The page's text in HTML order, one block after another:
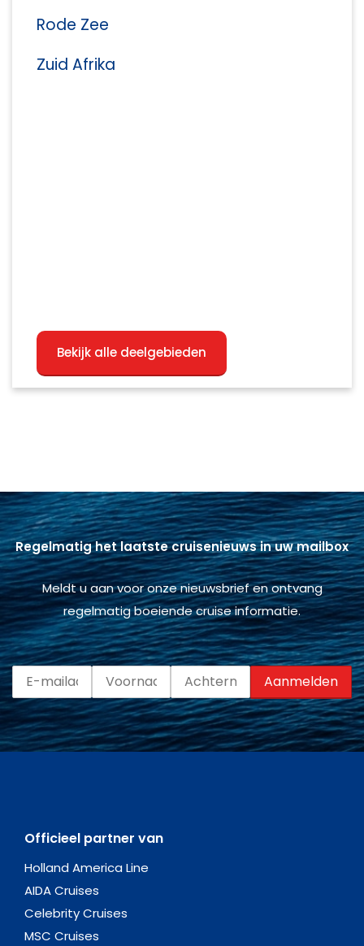
Rode Zee
Zuid Afrika
Bekijk alle deelgebieden
Regelmatig het laatste cruisenieuws in uw mailbox
Meldt u aan voor onze nieuwsbrief en ontvang
regelmatig boeiende cruise informatie.
Officieel partner van
Holland America Line
AIDA Cruises
Celebrity Cruises
MSC Cruises